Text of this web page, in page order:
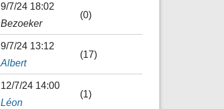
9/7/24 18:02
Bezoeker
(0)
9/7/24 13:12
Albert
(17)
12/7/24 14:00
Léon
(1)